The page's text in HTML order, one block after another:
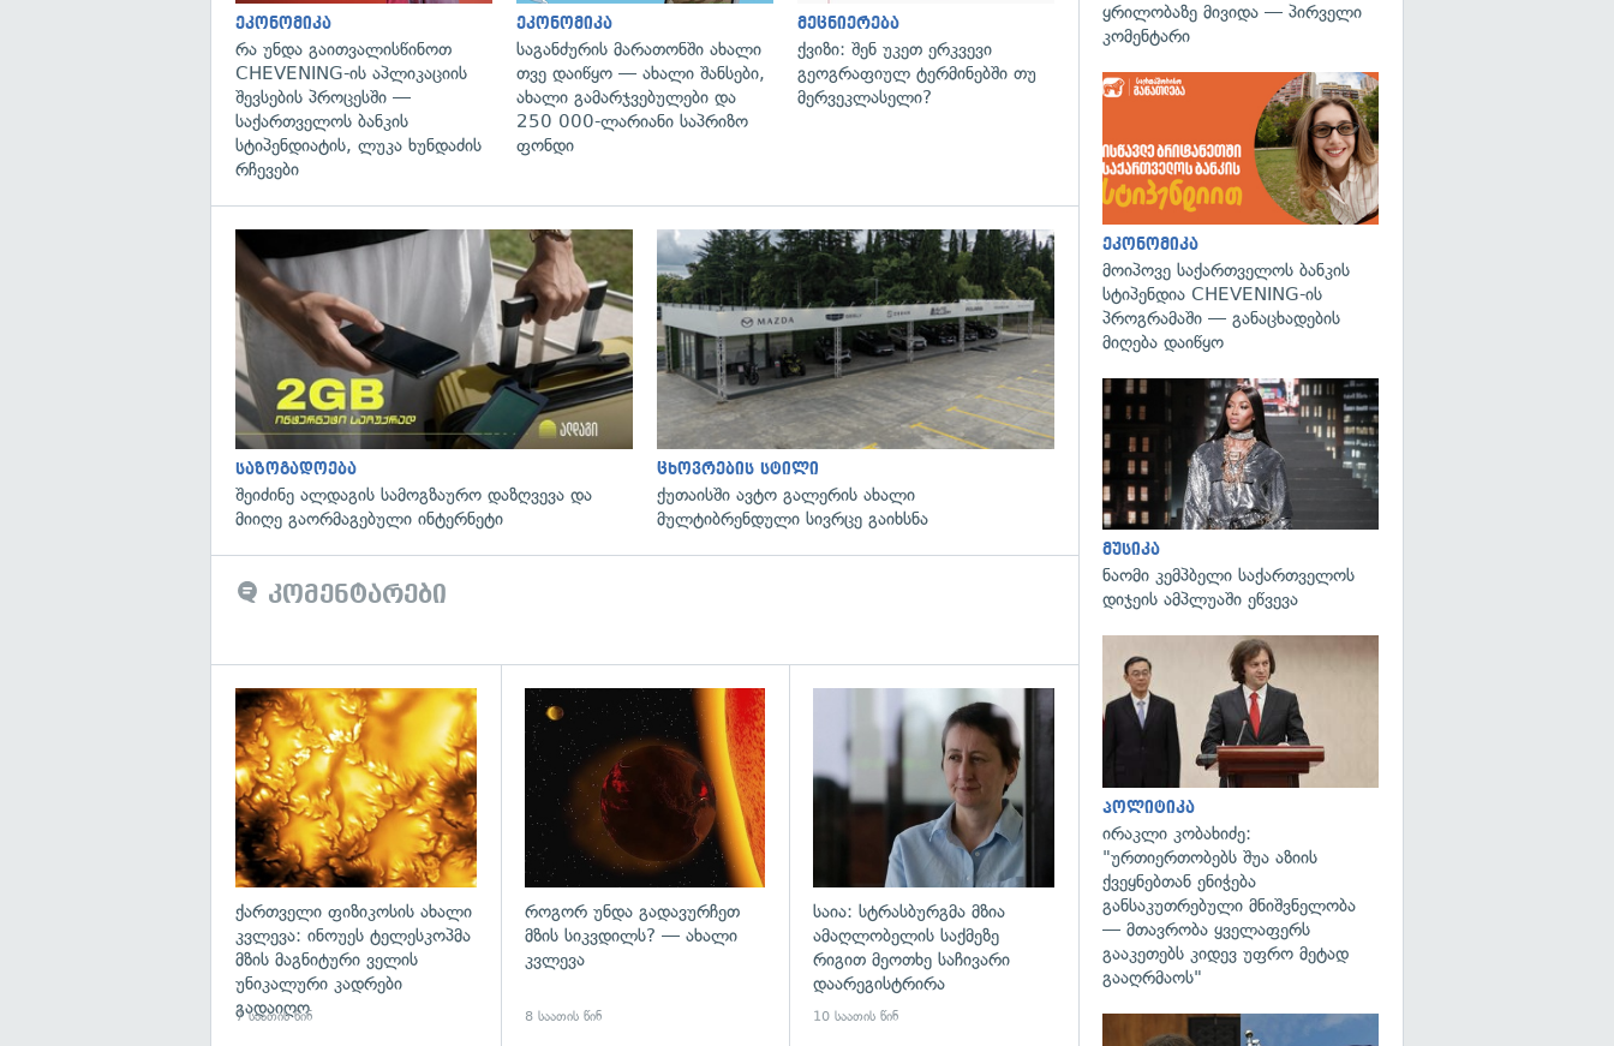
ეკონომიკა
რა უნდა გაითვალისწინოთ
CHEVENING-ის აპლიკაციის
შევსების პროცესში —
საქართველოს ბანკის
სტიპენდიატის, ლუკა ხუნდაძის
რჩევები
ეკონომიკა
საგანძურის მარათონში ახალი
თვე დაიწყო — ახალი შანსები,
ახალი გამარჯვებულები და
250 000-ლარიანი საპრიზო
ფონდი
მეცნიერება
ქვიზი: შენ უკეთ ერკვევი
გეოგრაფიულ ტერმინებში თუ
მერვეკლასელი?
საზოგადოება
შეიძინე ალდაგის სამოგზაურო დაზღვევა და
მიიღე გაორმაგებული ინტერნეტი
ცხოვრების სტილი
ქუთაისში ავტო გალერის ახალი
მულტიბრენდული სივრცე გაიხსნა
კომენტარები
გადახედვა
ქართველი ფიზიკოსის ახალი
კვლევა: ინოუეს ტელესკოპმა
მზის მაგნიტური ველის
უნიკალური კადრები
გადაიღო
7 საათის წინ
როგორ უნდა გადავურჩეთ
მზის სიკვდილს? — ახალი
კვლევა
8 საათის წინ
გადახედვა
საია: სტრასბურგმა მზია
ამაღლობელის საქმეზე
რიგით მეოთხე საჩივარი
დაარეგისტრირა
10 საათის წინ
ყრილობაზე მივიდა — პირველი
კომენტარი
ეკონომიკა
მოიპოვე საქართველოს ბანკის
სტიპენდია CHEVENING-ის
პროგრამაში — განაცხადების
მიღება დაიწყო
მუსიკა
ნაომი კემპბელი საქართველოს
დიჯეის ამპლუაში ეწვევა
პოლიტიკა
ირაკლი კობახიძე:
"ურთიერთობებს შუა აზიის
ქვეყნებთან ენიჭება
განსაკუთრებული მნიშვნელობა
— მთავრობა ყველაფერს
გააკეთებს კიდევ უფრო მეტად
გააღრმაოს"